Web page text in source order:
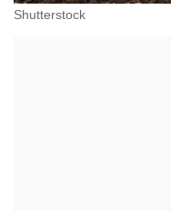
Shutterstock